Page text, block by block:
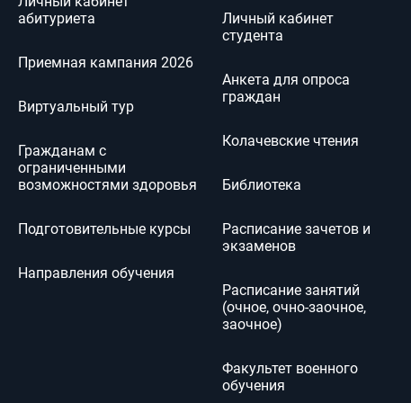
абитуриета
Приемная кампания 2026
Виртуальный тур
Гражданам с
ограниченными
возможностями здоровья
Подготовительные курсы
Направления обучения
Личный кабинет
студента
Анкета для опроса
граждан
Колачевские чтения
Библиотека
Расписание зачетов и
экзаменов
Расписание занятий
(очное, очно-заочное,
заочное)
Факультет военного
обучения